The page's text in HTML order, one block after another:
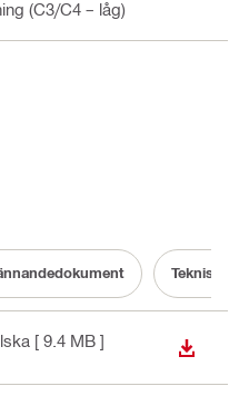
(C3/C4 – låg)
Teknisk
[ 9.4 MB ]
LADDA